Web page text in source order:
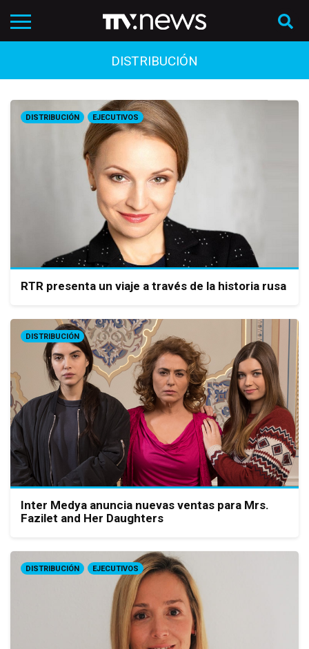
DISTRIBUCIÓN
DISTRIBUCIÓN EJECUTIVOS
RTR presenta un viaje a través de la historia rusa
DISTRIBUCIÓN
Inter Medya anuncia nuevas ventas para Mrs.
Fazilet and Her Daughters
DISTRIBUCIÓN EJECUTIVOS